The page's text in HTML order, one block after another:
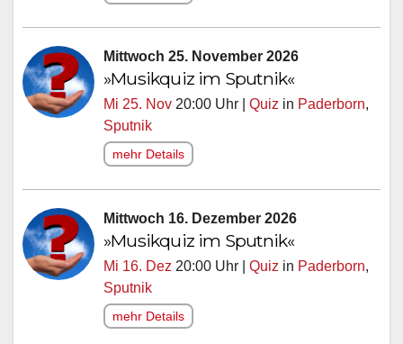
Mittwoch 25. November 2026
»Musikquiz im Sputnik«
Mi 25. Nov 20:00 Uhr | Quiz in Paderborn,
Sputnik
mehr Details
Mittwoch 16. Dezember 2026
»Musikquiz im Sputnik«
Mi 16. Dez 20:00 Uhr | Quiz in Paderborn,
Sputnik
mehr Details